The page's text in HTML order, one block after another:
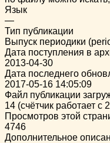
Язык
—
Тип публикации
Выпуск периодики
Дата поступления в
2013-04-30
Дата последнего
2017-05-16 14:05:09
Файл публикации
14 (счётчик работает с
Просмотров этой
4746
Дополнительное